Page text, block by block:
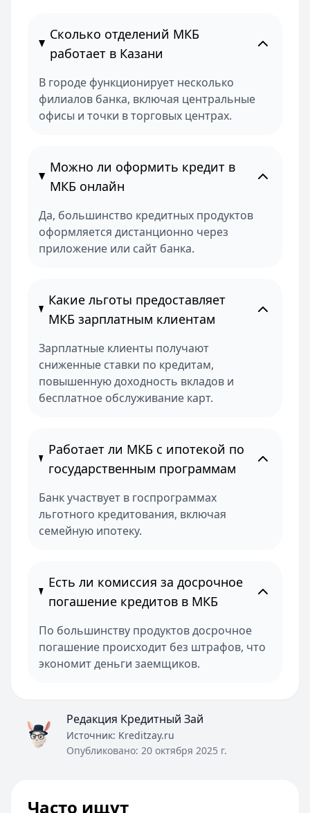
Сколько отделений МКБ
работает в Казани
В городе функционирует несколько
филиалов банка, включая центральные
офисы и точки в торговых центрах.
Можно ли оформить кредит в
МКБ онлайн
Да, большинство кредитных продуктов
оформляется дистанционно через
приложение или сайт банка.
Какие льготы предоставляет
МКБ зарплатным клиентам
Зарплатные клиенты получают
сниженные ставки по кредитам,
повышенную доходность вкладов и
бесплатное обслуживание карт.
Работает ли МКБ с ипотекой по
государственным программам
Банк участвует в госпрограммах
льготного кредитования, включая
семейную ипотеку.
Есть ли комиссия за досрочное
погашение кредитов в МКБ
По большинству продуктов досрочное
погашение происходит без штрафов, что
экономит деньги заемщиков.
Редакция Кредитный Зай
Источник: Kreditzay.ru
Опубликовано: 20 октября 2025 г.
Часто ищут